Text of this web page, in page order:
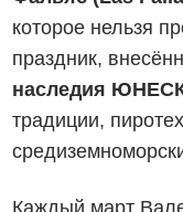
которое нельзя
праздник,
наследия
традиции,
Каждый март